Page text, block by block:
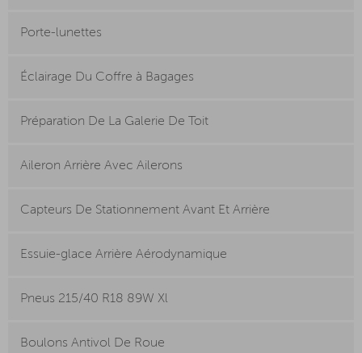
Porte-lunettes
Éclairage Du Coffre à Bagages
Préparation De La Galerie De Toit
Aileron Arrière Avec Ailerons
Capteurs De Stationnement Avant Et Arrière
Essuie-glace Arrière Aérodynamique
Pneus 215/40 R18 89W Xl
Boulons Antivol De Roue